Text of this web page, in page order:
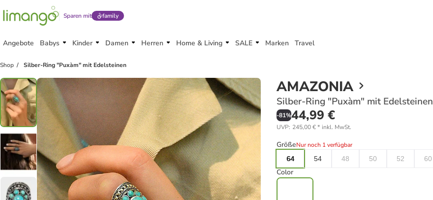
Sparen mit family
Angebote Babys Kinder Damen Herren Home & Living SALE Marken Travel
Shop Silber-Ring "Puxàm" mit Edelsteinen
AMAZONIA
Silber-Ring "Puxàm" mit Edelsteinen
-81%44,99 €
UVP: 245,00 €* inkl. MwSt.
GrößeNur noch 1 verfügbar
64
54 48 50 52 60
Color